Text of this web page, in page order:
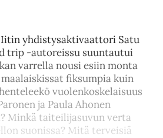
yhdistysaktivaattori Satu
trip -autoreissu suuntautui
varrella nousi esiin monta
fiksumpia kuin
vuolenkoskelaisuus
ja Paula Ahonen
Minkä taiteilijasuvun verta
suonissa? Mitä terveisiä